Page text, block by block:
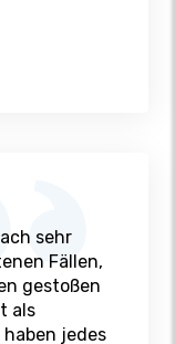
sehr
Fällen,
gestoßen
als
jedes